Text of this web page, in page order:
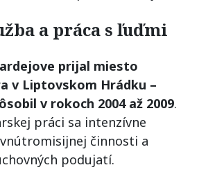
a práca s ľuďmi
prijal miesto
v Liptovskom Hrádku –
v rokoch 2004 až 2009.
práci sa intenzívne
činnosti a
podujatí.